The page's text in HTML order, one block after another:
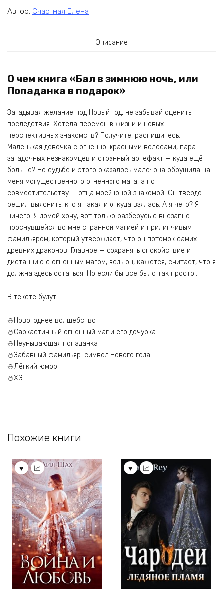
Автор: Счастная Елена
Описание
О чем книга «Бал в зимнюю ночь, или
Попаданка в подарок»
Загадывая желание под Новый год, не забывай оценить
последствия. Хотела перемен в жизни и новых
перспективных знакомств? Получите, распишитесь.
Маленькая девочка с огненно-красными волосами, пара
загадочных незнакомцев и странный артефакт — куда ещё
больше? Но судьбе и этого оказалось мало: она обрушила на
меня могущественного огненного мага, а по
совместительству — отца моей юной знакомой. Он твёрдо
решил выяснить, кто я такая и откуда взялась. А я чего? Я
ничего! Я домой хочу, вот только разберусь с внезапно
проснувшейся во мне странной магией и прилипчивым
фамильяром, который утверждает, что он потомок самих
древних драконов! Главное — сохранять спокойствие и
дистанцию с огненным магом, ведь он, кажется, считает, что я
должна здесь остаться. Но если бы всё было так просто…
В тексте будут:
⛄Новогоднее волшебство
⛄Саркастичный огненный маг и его дочурка
⛄Неунывающая попаданка
⛄Забавный фамильяр-символ Нового года
⛄Лёгкий юмор
⛄ХЭ
Похожие книги